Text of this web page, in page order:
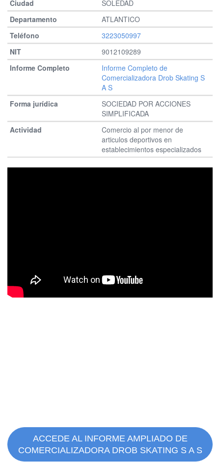
SOLEDAD
ATLANTICO
3223050997
9012109289
Informe Completo de
Comercializadora Drob Skating S
A S
SOCIEDAD POR ACCIONES
SIMPLIFICADA
Comercio al por menor de
articulos deportivos en
establecimientos especializados
ACCEDE AL INFORME AMPLIADO DE
COMERCIALIZADORA DROB SKATING S A S